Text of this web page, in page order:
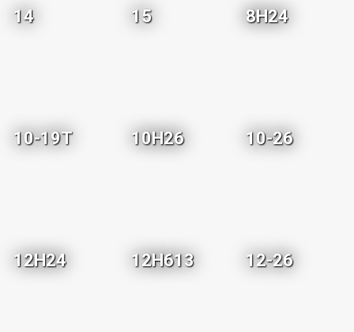
14 15 8H24
10-19T 10H26 10-26
12H24 12H613 12-26